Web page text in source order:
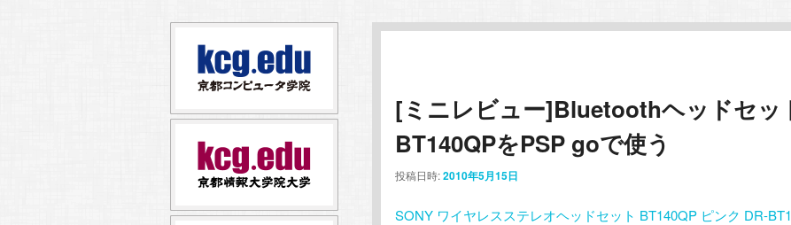
イ
ン
コ
ン
ブ
コ
ン
テ
[ミニレビュー]Bluetoothヘッドセッ
BT140QPをPSP goで使う
投稿日時:2010年5月15日
SONY ワイヤレスステレオヘッドセット BT140QP ピンク DR-